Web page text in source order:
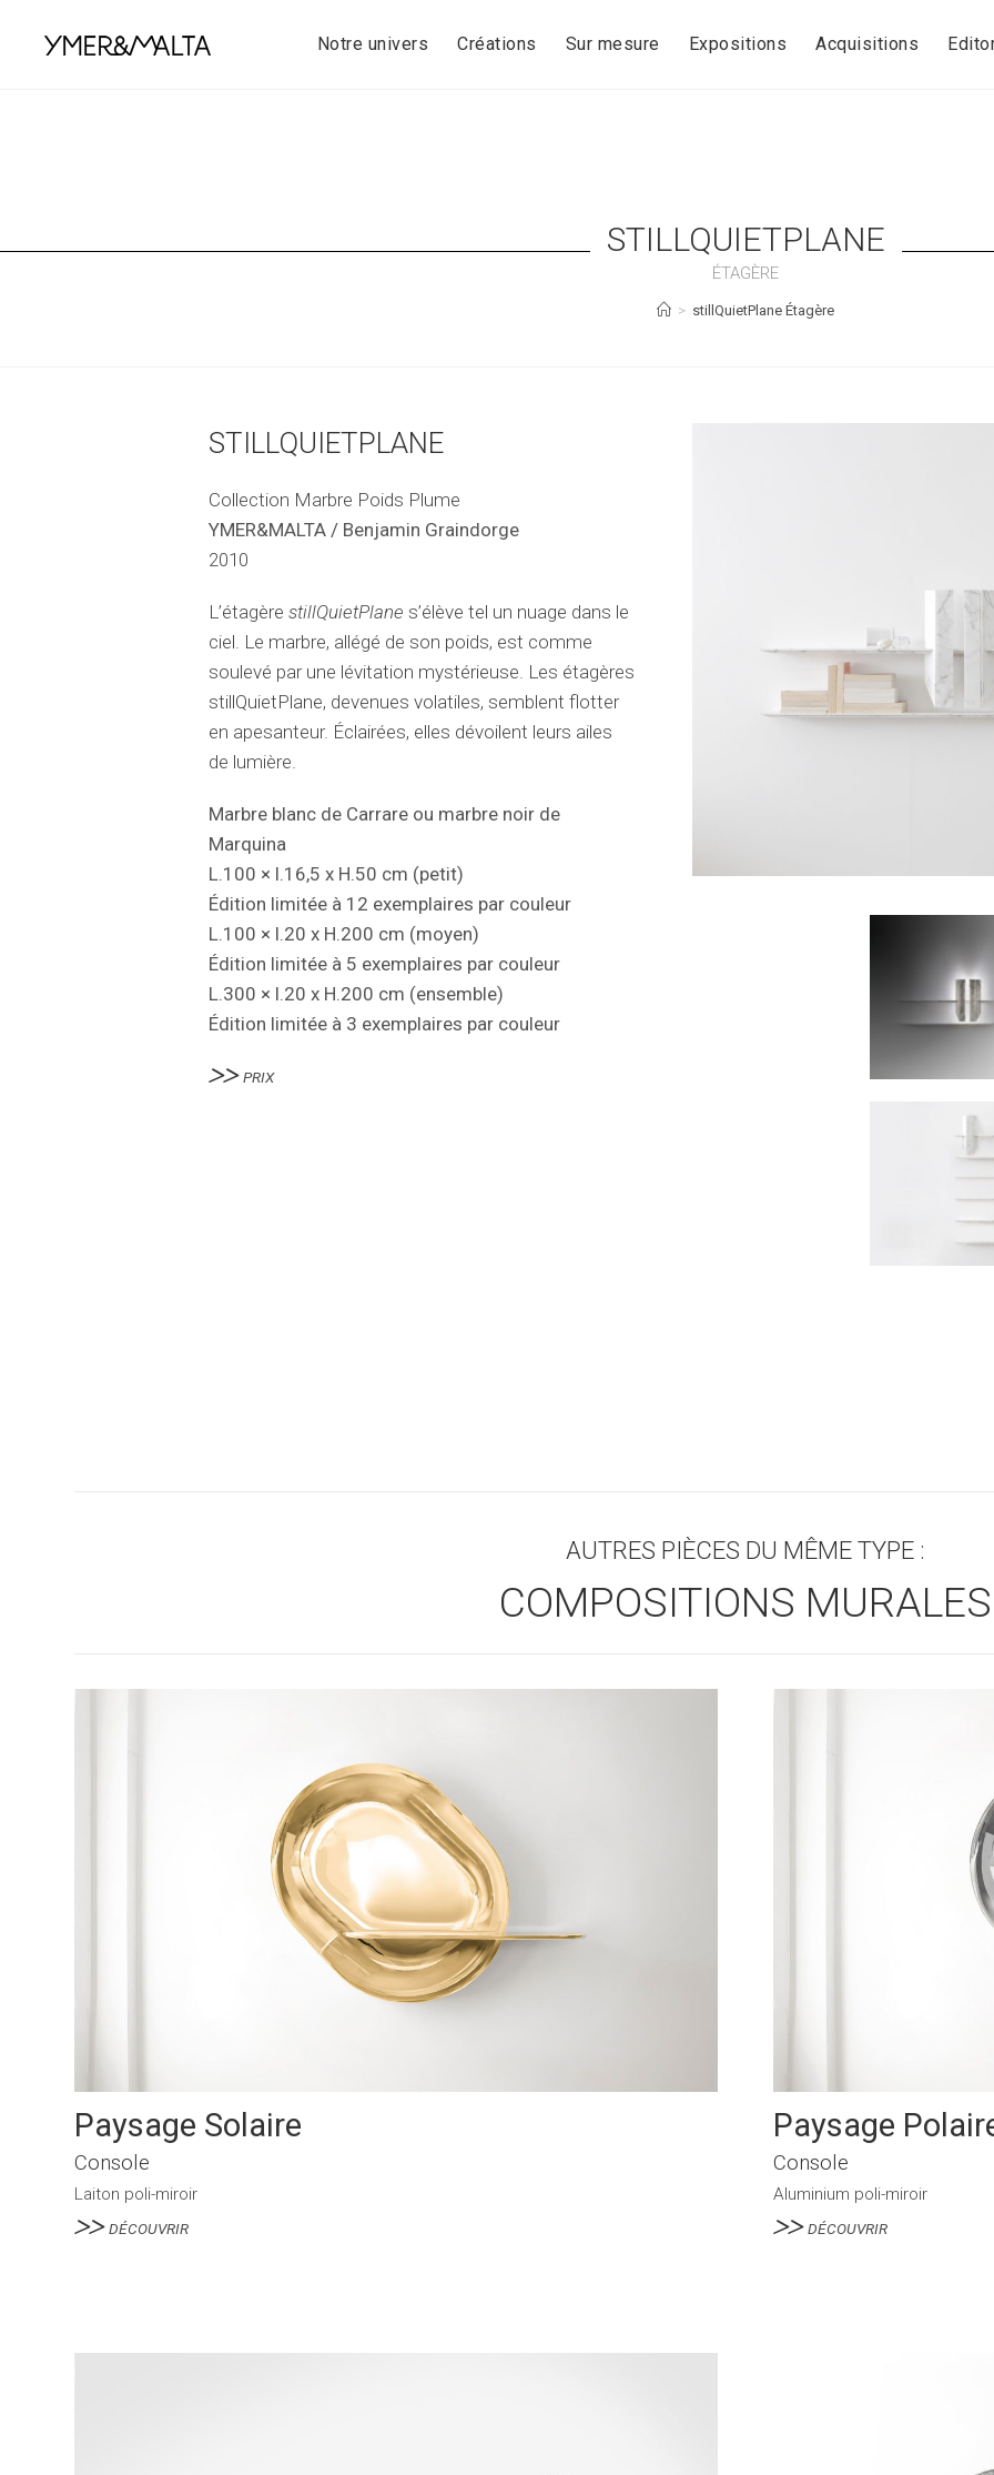
content
Notre univers Créations Sur mesure Expositions Acquisitions
STILLQUIETPLANE
ÉTAGÈRE
> stillQuietPlane Étagère
STILLQUIETPLANE
Collection Marbre Poids Plume
YMER&MALTA / Benjamin Graindorge
2010
L’étagèrestillQuietPlane s’élève tel un nuage dans le
ciel. Le marbre, allégé de son poids, est comme
soulevé par une lévitation mystérieuse. Les étagères
stillQuietPlane, devenues volatiles, semblent flotter
en apesanteur. Éclairées, elles dévoilent leurs ailes
de lumière.
Marbre blanc de Carrare ou marbre noir de
Marquina
L.100 × l.16,5 x H.50 cm (petit)
Édition limitée à 12 exemplaires par couleur
L.100 × l.20 x H.200 cm (moyen)
Édition limitée à 5 exemplaires par couleur
L.300 × l.20 x H.200 cm (ensemble)
Édition limitée à 3 exemplaires par couleur
PRIX
AUTRES PIÈCES DU MÊME TYPE :
COMPOSITIONS MURALES
Paysage Solaire
Console
Laiton poli-miroir
DÉCOUVRIR
Paysage
Console
Aluminium poli-miroir
DÉCOUVRIR